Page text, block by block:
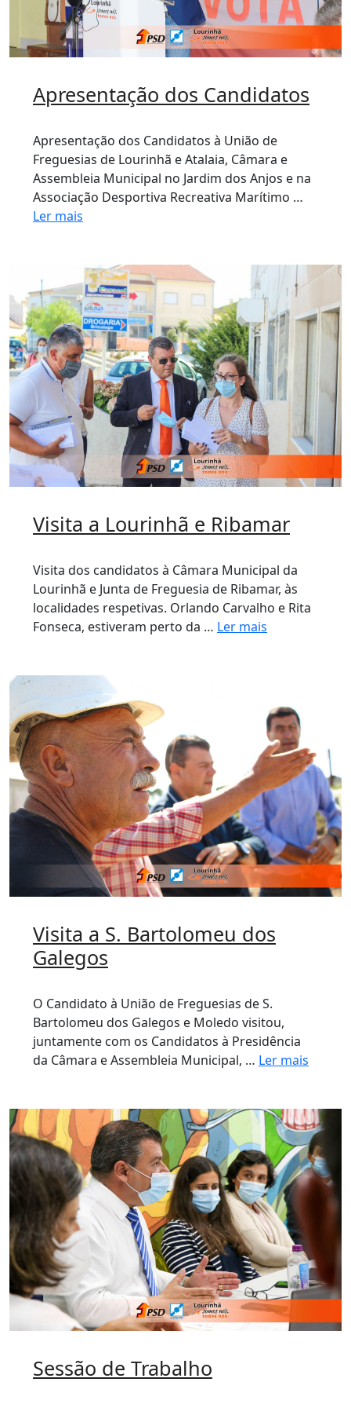
Apresentação dos Candidatos
Apresentação dos Candidatos à União de
Freguesias de Lourinhã e Atalaia, Câmara e
Assembleia Municipal no Jardim dos Anjos e na
Associação Desportiva Recreativa Marítimo …
Ler mais
Visita a Lourinhã e Ribamar
Visita dos candidatos à Câmara Municipal da
Lourinhã e Junta de Freguesia de Ribamar, às
localidades respetivas. Orlando Carvalho e Rita
Fonseca, estiveram perto da … Ler mais
Visita a S. Bartolomeu dos
Galegos
O Candidato à União de Freguesias de S.
Bartolomeu dos Galegos e Moledo visitou,
juntamente com os Candidatos à Presidência
da Câmara e Assembleia Municipal, … Ler mais
Sessão de Trabalho